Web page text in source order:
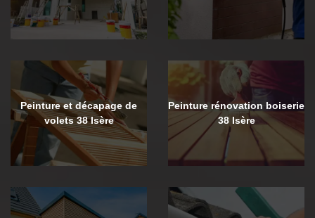
Peinture et décapage de
volets 38 Isère
Peinture rénovation boiserie
38 Isère